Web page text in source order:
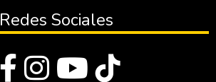
Redes Sociales